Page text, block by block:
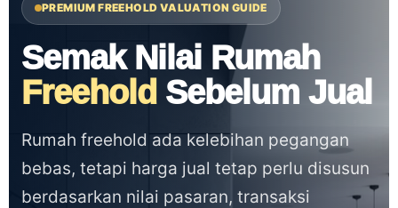
PREMIUM FREEHOLD VALUATION GUIDE
Semak Nilai Rumah
FreeholdSebelum Jual
Rumah freehold ada kelebihan pegangan
bebas, tetapi harga jual tetap perlu disusun
berdasarkan nilai pasaran, transaksi